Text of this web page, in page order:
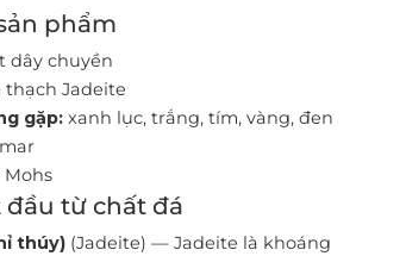
phẩm
dây chuyền
thạch Jadeite
gặp: xanh lục, trắng, tím, vàng, đen
Mohs
đầu từ chất đá
thúy) (Jadeite) — Jadeite là khoáng